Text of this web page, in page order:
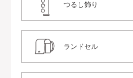
つるし飾り
ランドセル